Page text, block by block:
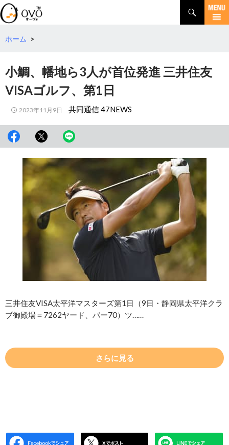
検
索
コ
テ
へ
ホーム >
小鯛、幡地ら3人が首位発進 三井住友
VISAゴルフ、第1日
2023年11月9日 共同通信 47NEWS
三井住友VISA太平洋マスターズ第1日（9日・静岡県太平洋クラ
ブ御殿場＝7262ヤード、パー70）ツ……
さらに見る